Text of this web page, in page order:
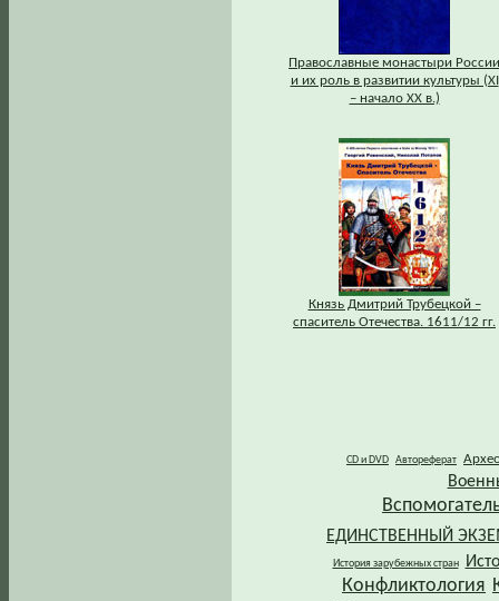
Православные монастыри России
и их роль в развитии культуры (XI
– начало XX в.)
Князь Дмитрий Трубецкой –
спаситель Отечества. 1611/12 гг.
CD и DVD Автореферат
ЕДИНСТВЕННЫЙ
История зарубежных стран
Конфликтология